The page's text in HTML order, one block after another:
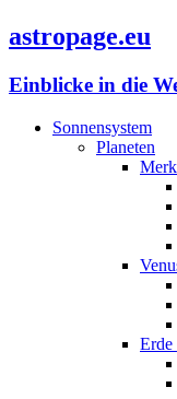
astropage.eu
Einblicke in die
Sonnensystem
Planeten
Erde